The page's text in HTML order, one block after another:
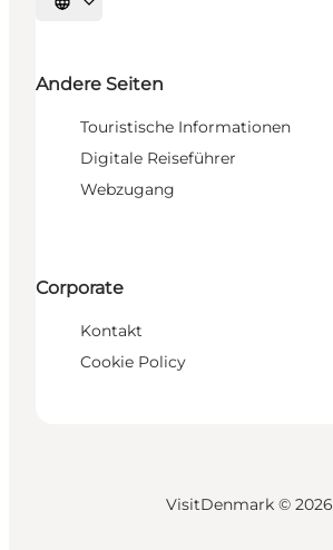
Sprache auswählen
Andere Seiten
Touristische Informationen
Digitale Reiseführer
Webzugang
Corporate
Kontakt
Cookie Policy
VisitDenmark © 2026